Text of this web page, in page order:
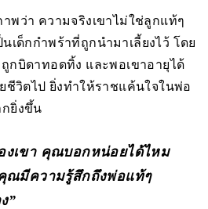
พว่า ความจริงเขาไม่ใช่ลูกแท้ๆ
เด็กกำพร้าที่ถูกนำมาเลี้ยงไว้ โดย
กบิดาทอดทิ้ง และพอเขาอายุได้
ชีวิตไป ยิ่งทำให้ราชแค้นใจในพ่อ
กยิ่งขึ้น
งเขา คุณบอกหน่อยได้ไหม
ณมีความรู้สึกถึงพ่อแท้ๆ
”